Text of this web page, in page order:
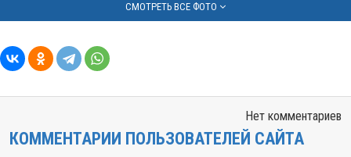
СМОТРЕТЬ ВСЕ ФОТО
Нет комментариев
КОММЕНТАРИИ ПОЛЬЗОВАТЕЛЕЙ САЙТА